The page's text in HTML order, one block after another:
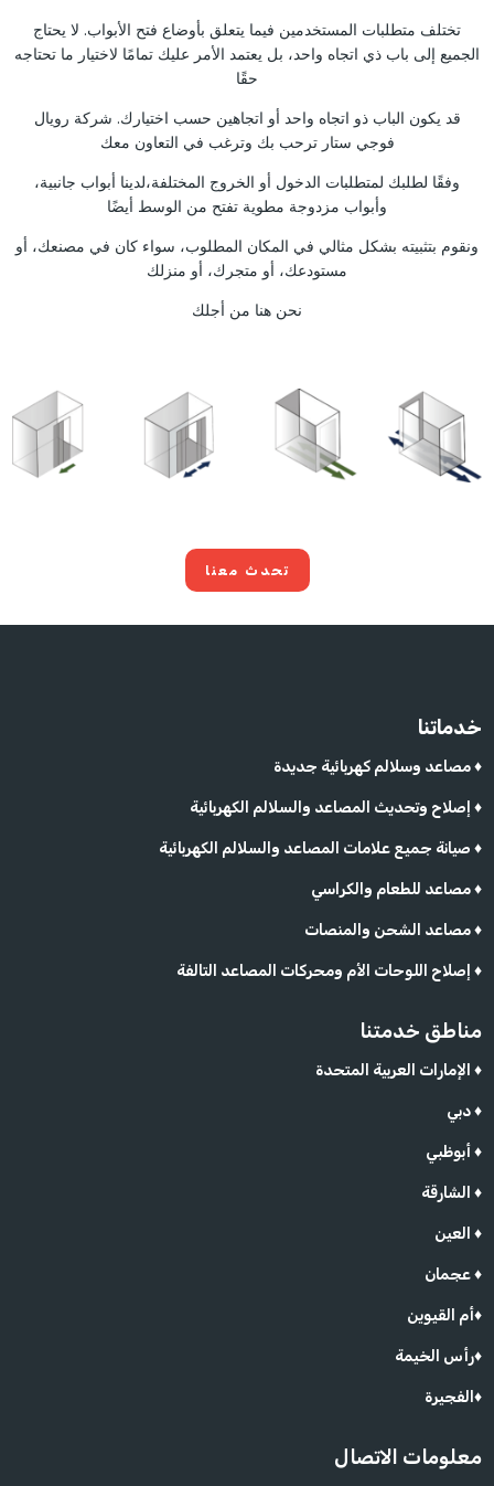
تختلف متطلبات المستخدمين فيما يتعلق بأوضاع فتح الأبواب. لا يحتاج
الجميع إلى باب ذي اتجاه واحد، بل يعتمد الأمر عليك تمامًا لاختيار ما تحتاجه
حقًا
قد يكون الباب ذو اتجاه واحد أو اتجاهين حسب اختيارك. شركة رويال
فوجي ستار ترحب بك وترغب في التعاون معك
وفقًا لطلبك لمتطلبات الدخول أو الخروج المختلفة،لدينا أبواب جانبية،
وأبواب مزدوجة مطوية تفتح من الوسط أيضًا
ونقوم بتثبيته بشكل مثالي في المكان المطلوب، سواء كان في مصنعك، أو
مستودعك، أو متجرك، أو منزلك
نحن هنا من أجلك
تحدث معنا
خدماتنا
مصاعد وسلالم كهربائية جديدة ♦
إصلاح وتحديث المصاعد والسلالم الكهربائية ♦
صيانة جميع علامات المصاعد والسلالم الكهربائية ♦
مصاعد للطعام والكراسي ♦
مصاعد الشحن والمنصات ♦
إصلاح اللوحات الأم ومحركات المصاعد التالفة ♦
مناطق خدمتنا
الإمارات العربية المتحدة ♦
دبي ♦
أبوظبي ♦
الشارقة ♦
العين ♦
عجمان ♦
أم القيوين♦
رأس الخيمة♦
الفجيرة♦
معلومات الاتصال